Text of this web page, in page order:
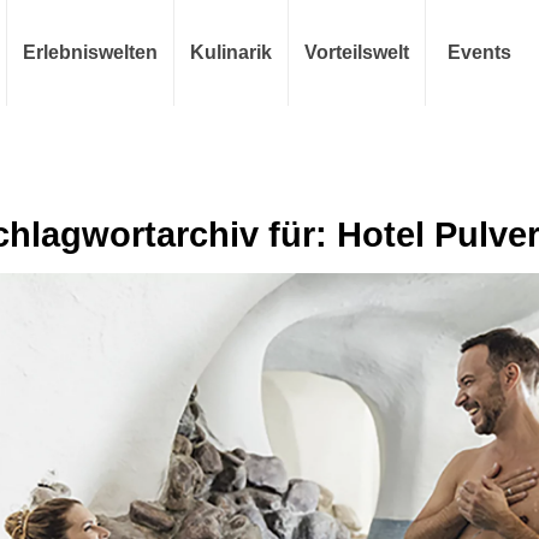
Erlebniswelten Kulinarik Vorteilswelt Events
für: Hotel